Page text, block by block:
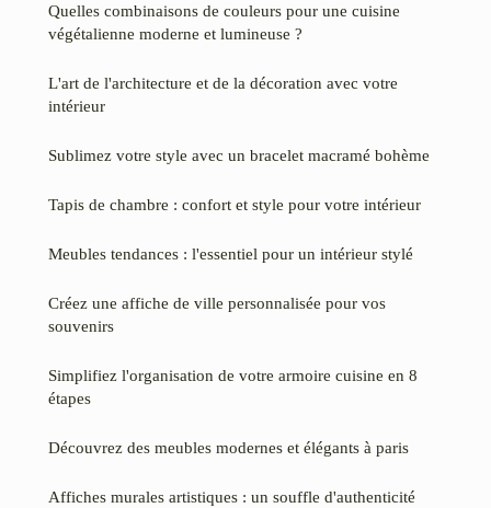
Quelles combinaisons de couleurs pour une cuisine
végétalienne moderne et lumineuse ?
L'art de l'architecture et de la décoration avec votre
intérieur
Sublimez votre style avec un bracelet macramé bohème
Tapis de chambre : confort et style pour votre intérieur
Meubles tendances : l'essentiel pour un intérieur stylé
Créez une affiche de ville personnalisée pour vos
souvenirs
Simplifiez l'organisation de votre armoire cuisine en 8
étapes
Découvrez des meubles modernes et élégants à paris
Affiches murales artistiques : un souffle d'authenticité